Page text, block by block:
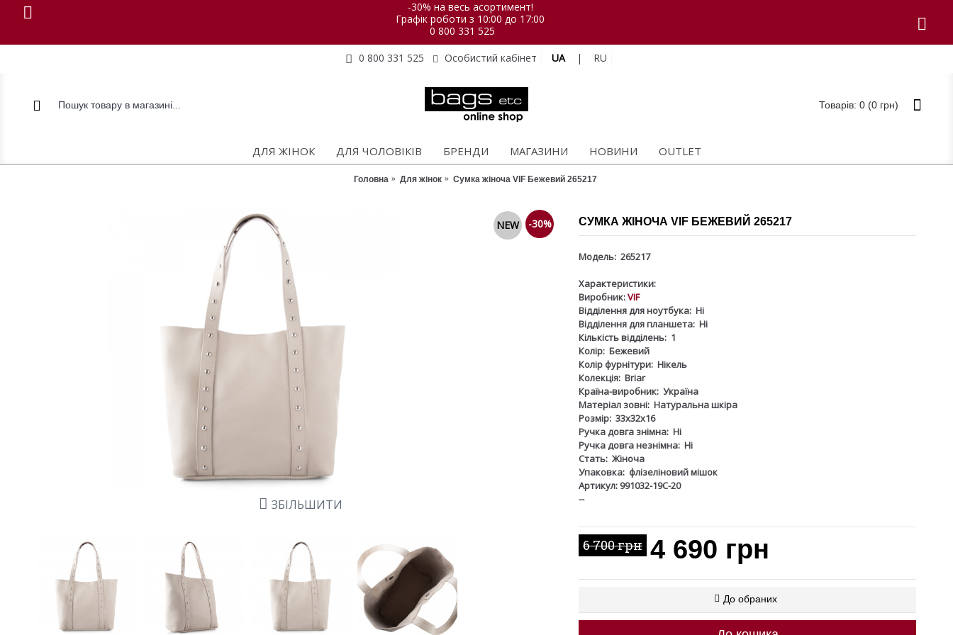
-30% на весь асортимент!
Графік роботи з 10:00 до 17:00
0 800 331 525
0 800 331 525
Особистий кабінет UA | RU
Товарів: 0 (0 грн)
ДЛЯ ЖІНОК ДЛЯ ЧОЛОВІКІВ БРЕНДИ МАГАЗИНИ НОВИНИ OUTLET
Головна Для жінок Сумка жіноча VIF Бежевий 265217
-30%
NEW
ЗБІЛЬШИТИ
СУМКА ЖІНОЧА VIF БЕЖЕВИЙ 265217
Модель: 265217
Характеристики:
Виробник:VIF
Відділення для ноутбука: Ні
Відділення для планшета: Ні
Кількість відділень: 1
Колір: Бежевий
Колір фурнітури: Нікель
Колекція: Briar
Країна-виробник: Україна
Матеріал зовні: Натуральна шкіра
Розмір: 33х32х16
Ручка довга знімна: Ні
Ручка довга незнімна: Ні
Стать: Жіноча
Упаковка: флізеліновий мішок
Артикул: 991032-19С-20
--
6 700 грн 4 690 грн
До обраних